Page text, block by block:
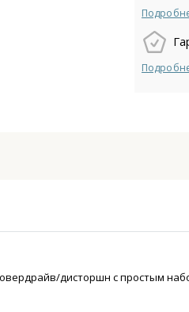
дисторшн с простым